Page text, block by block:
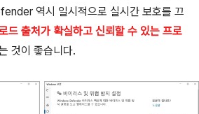
역시 일시적으로 실시간 보호를 끄
드 출처가 확실하고 신뢰할 수 있는 프로
것이 좋습니다.